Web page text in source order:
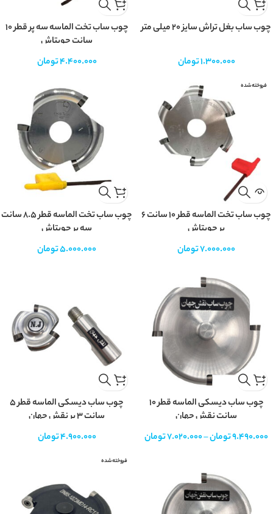
چوب ساب بغل تراش سایز 20 میلی متر
1.300.000تومان
چوب ساب تخت الماسه سه پر قطر ۱۰
سانت چوبتاش
4.400.000تومان
فروخته شده
چوب ساب تخت الماسه قطر 10 سانت 6
پر چوبتاش
7.000.000تومان
چوب ساب تخت الماسه قطر 8.5 سانت
سه پر چوبتاش
5.000.000تومان
چوب ساب دیسکی الماسه قطر 10
سانت نقش جهان
9.490.000تومان–
7.020.000تومان
چوب ساب دیسکی الماسه قطر 5
سانت 3 پر نقش جهان
4.900.000تومان
فروخته شده